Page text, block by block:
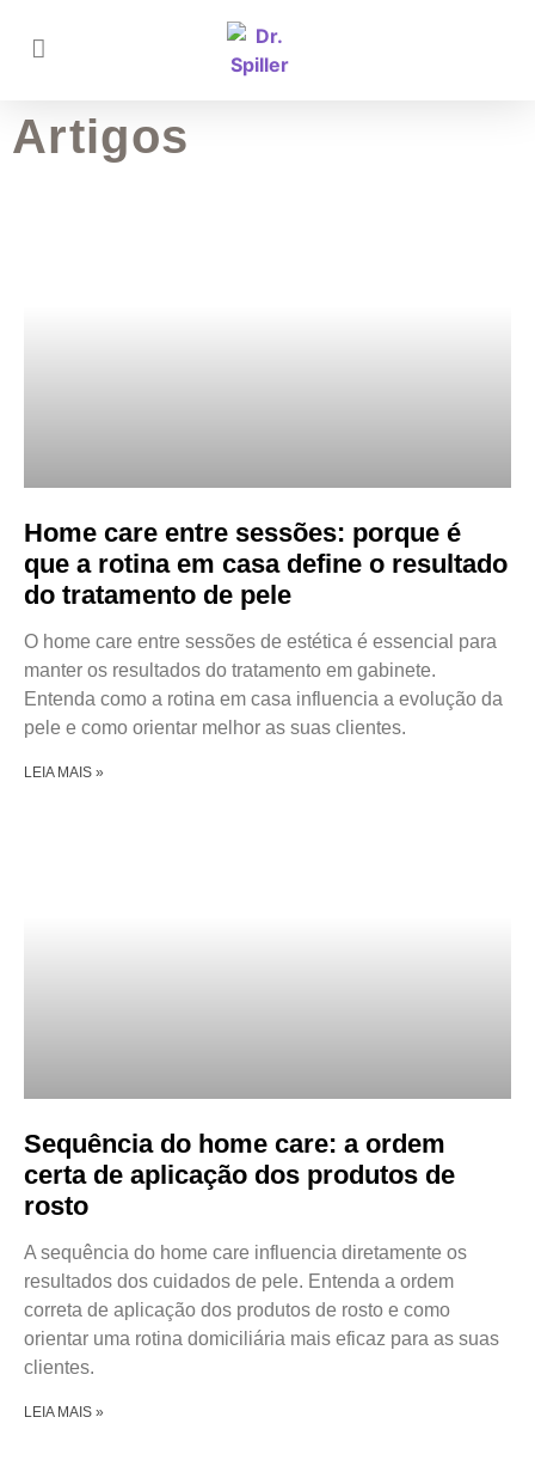
Artigos
Home care entre sessões: porque é
que a rotina em casa define o resultado
do tratamento de pele
O home care entre sessões de estética é essencial para
manter os resultados do tratamento em gabinete.
Entenda como a rotina em casa influencia a evolução da
pele e como orientar melhor as suas clientes.
LEIA MAIS »
Sequência do home care: a ordem
certa de aplicação dos produtos de
rosto
A sequência do home care influencia diretamente os
resultados dos cuidados de pele. Entenda a ordem
correta de aplicação dos produtos de rosto e como
orientar uma rotina domiciliária mais eficaz para as suas
clientes.
LEIA MAIS »